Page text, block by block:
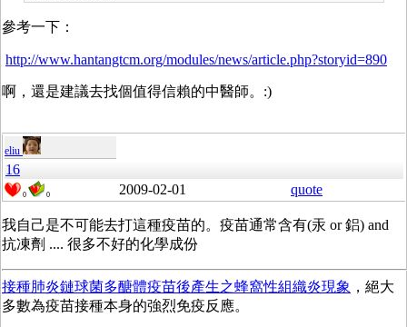
參考一下：
http://www.hantangtcm.org/modules/news/article.php?storyid=890
啊，還是建議去找個值得信賴的中醫師。:)
eliu
16
0 0 2009-02-01 quote
我自己是不可能去打這種疫苗的。疫苗通常含有(汞 or 鋁) and
抗凍劑 .... 很多不好的化學成份
接種肺炎鏈球菌多醣體疫苗後產生之蜂窩性組織炎現象 ，絕大
多數為疫苗接種本身的強烈免疫反應。